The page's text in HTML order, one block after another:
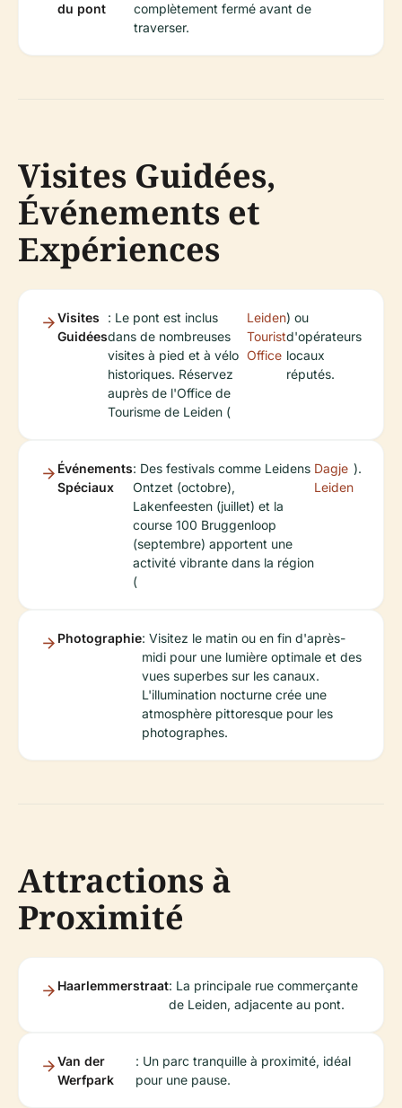
du pont
complètement fermé avant de
traverser.
Visites Guidées,
Événements et
Expériences
Visites
Guidées
: Le pont est inclus
dans de nombreuses
visites à pied et à vélo
historiques. Réservez
auprès de l'Office de
Tourisme de Leiden (
Leiden
Tourist
Office
) ou
d'opérateurs
locaux
réputés.
Événements
Spéciaux
: Des festivals comme Leidens
Ontzet (octobre),
Lakenfeesten (juillet) et la
course 100 Bruggenloop
(septembre) apportent une
activité vibrante dans la région
(
Dagje
Leiden
).
Photographie: Visitez le matin ou en fin d'après-
midi pour une lumière optimale et des
vues superbes sur les canaux.
L'illumination nocturne crée une
atmosphère pittoresque pour les
photographes.
Attractions à
Proximité
Haarlemmerstraat: La principale rue commerçante
de Leiden, adjacente au pont.
Van der
Werfpark
: Un parc tranquille à proximité, idéal
pour une pause.